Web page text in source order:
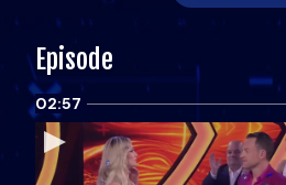
Episode
02:57